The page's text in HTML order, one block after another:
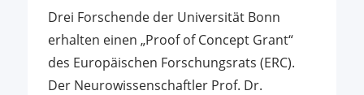
Drei Forschende der Universität Bonn
erhalten einen „Proof of Concept Grant“
des Europäischen Forschungsrats (ERC).
Der Neurowissenschaftler Prof. Dr.